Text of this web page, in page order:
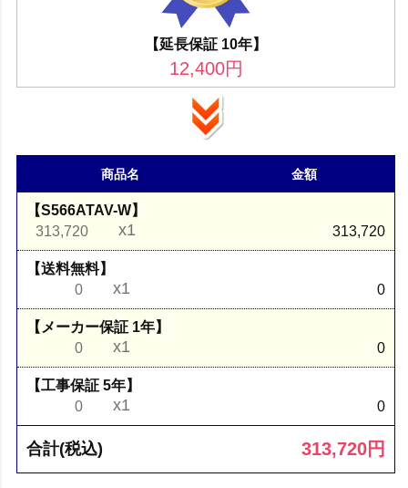
【延長保証 10年】
12,400円
商品名 金額
【S566ATAV-W】
313,720
x1 313,720
【送料無料】
0
x1 0
【メーカー保証 1年】
0
x1 0
【工事保証 5年】
0
x1 0
合計(税込) 313,720円